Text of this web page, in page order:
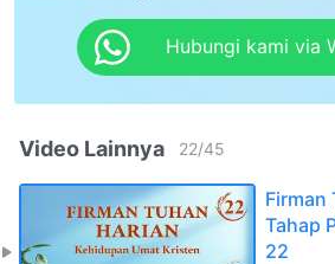
Hubungi kami via
Video Lainnya 22/45
Firman
Tahap
22